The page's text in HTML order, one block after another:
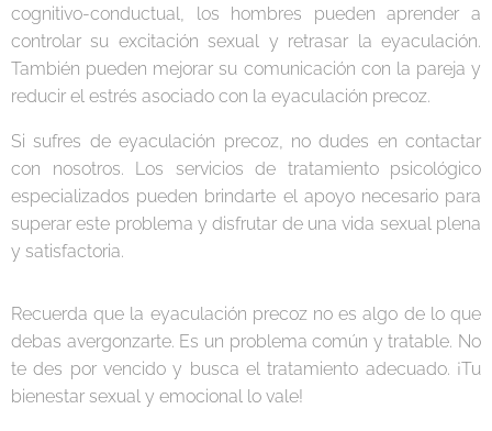
cognitivo-conductual, los hombres pueden aprender a
controlar su excitación sexual y retrasar la eyaculación.
También pueden mejorar su comunicación con la pareja y
reducir el estrés asociado con la eyaculación precoz.
Si sufres de eyaculación precoz, no dudes en contactar
con nosotros. Los servicios de tratamiento psicológico
especializados pueden brindarte el apoyo necesario para
superar este problema y disfrutar de una vida sexual plena
y satisfactoria.
Recuerda que la eyaculación precoz no es algo de lo que
debas avergonzarte. Es un problema común y tratable. No
te des por vencido y busca el tratamiento adecuado. ¡Tu
bienestar sexual y emocional lo vale!